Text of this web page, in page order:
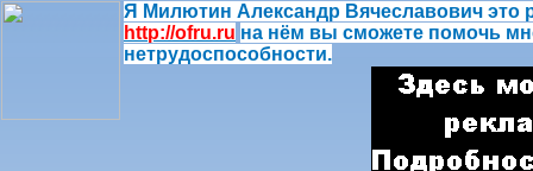
Я Милютин Александр Вячеславович это
http://ofru.ru на нём вы сможете помочь
нетрудоспособности.